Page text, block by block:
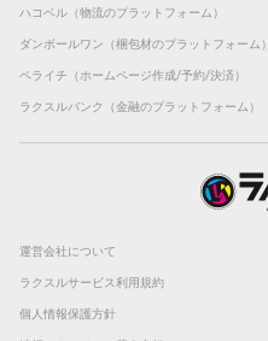
ハコベル（物流のプラットフォーム）
ダンボールワン（梱包材のプラットフォーム）
ペライチ（ホームページ作成/予約/決済）
ラクスルバンク（金融のプラットフォーム）
運営会社について
ラクスルサービス利用規約
個人情報保護方針